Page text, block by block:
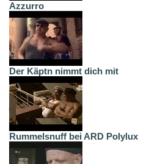
Azzurro
Der Käptn nimmt dich mit
Rummelsnuff bei ARD Polylux